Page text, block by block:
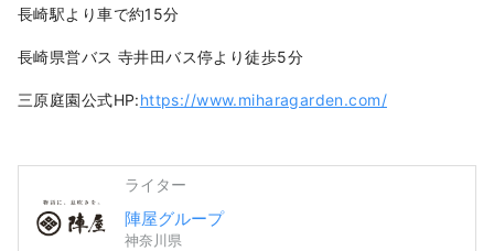
空間には多くの観光客が訪れていま
長崎駅より車で約15分
​長崎県営バス 寺井田バス停より徒歩5分
三原庭園公式HP:https://www.miharagarden.com/
ライター
陣屋グループ
神奈川県